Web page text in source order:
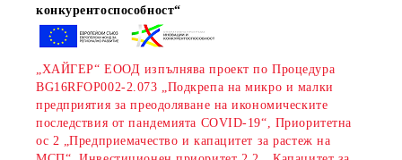
конкурентоспособност“
„ХАЙГЕР“ ЕООД изпълнява проект по Процедура
BG16RFOP002-2.073 „Подкрепа на микро и малки
предприятия за преодоляване на икономическите
последствия от пандемията COVID-19“, Приоритетна
ос 2 „Предприемачество и капацитет за растеж на